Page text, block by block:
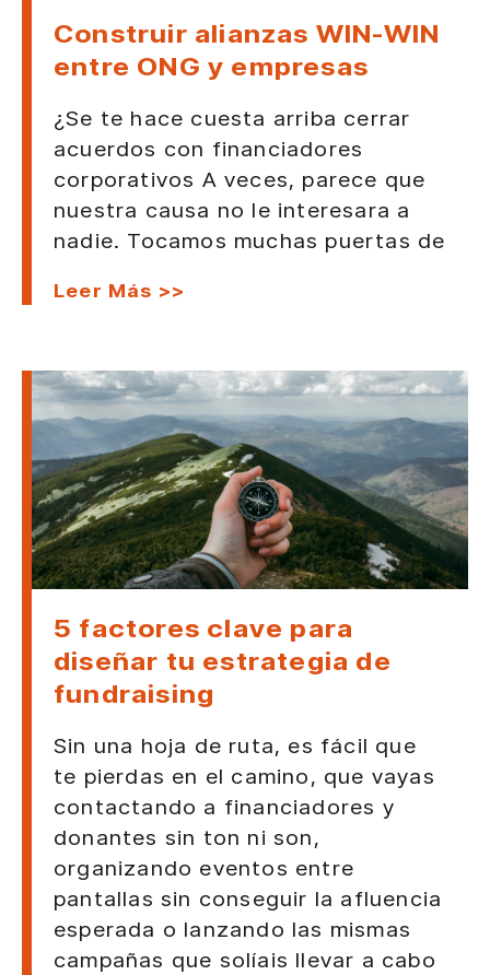
Construir alianzas WIN-WIN
entre ONG y empresas
¿Se te hace cuesta arriba cerrar
acuerdos con financiadores
corporativos A veces, parece que
nuestra causa no le interesara a
nadie. Tocamos muchas puertas de
Leer Más >>
5 factores clave para
diseñar tu estrategia de
fundraising
Sin una hoja de ruta, es fácil que
te pierdas en el camino, que vayas
contactando a financiadores y
donantes sin ton ni son,
organizando eventos entre
pantallas sin conseguir la afluencia
esperada o lanzando las mismas
campañas que solíais llevar a cabo